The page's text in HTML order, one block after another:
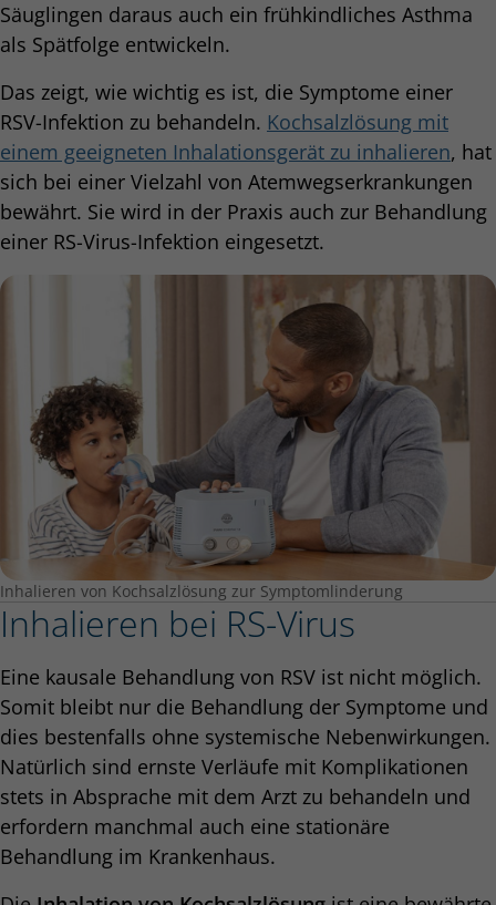
Säuglingen daraus auch ein frühkindliches Asthma
als Spätfolge entwickeln.
Das zeigt, wie wichtig es ist, die Symptome einer
RSV-Infektion zu behandeln. Kochsalzlösung mit
einem geeigneten Inhalationsgerät zu inhalieren, hat
sich bei einer Vielzahl von Atemwegserkrankungen
bewährt. Sie wird in der Praxis auch zur Behandlung
einer RS-Virus-Infektion eingesetzt.
Inhalieren von Kochsalzlösung zur Symptomlinderung
Inhalieren bei RS-Virus
Eine kausale Behandlung von RSV ist nicht möglich.
Somit bleibt nur die Behandlung der Symptome und
dies bestenfalls ohne systemische Nebenwirkungen.
Natürlich sind ernste Verläufe mit Komplikationen
stets in Absprache mit dem Arzt zu behandeln und
erfordern manchmal auch eine stationäre
Behandlung im Krankenhaus.